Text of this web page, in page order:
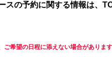
スの予約に関する情報は、
希望の日程に添えない場合がありま